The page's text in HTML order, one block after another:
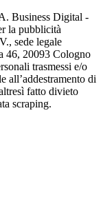
Business Digital -
la pubblicità
sede legale
46, 20093 Cologno
trasmessi e/o
all’addestramento di
fatto divieto
scraping.